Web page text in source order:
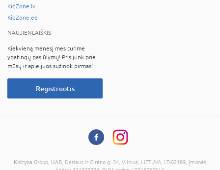
KidZone.lv
KidZone.ee
NAUJIENLAIŠKIS
Kiekvieną mėnesį mes turime
ypatingų pasiūlymų! Prisijunk prie
mūsų ir apie juos sužinok pirmas!
Registruotis
Kotryna Group, UAB , Dariaus ir Girėno g. 34, Vilnius, LIETUVA, LT-02189, Įmonės